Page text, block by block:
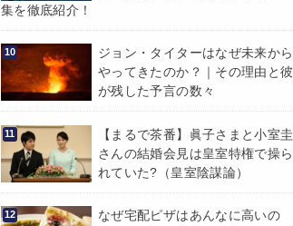
集を徹底紹介！
ジョン・タイターはなぜ未来から
やってきたのか？｜その理由と彼
が残した予言の数々
【まるで茶番】眞子さまと小室圭
さんの結婚会見は皇室特権で操ら
れていた?（皇室陰謀論）
なぜ宅配ピザはあんなに高いの